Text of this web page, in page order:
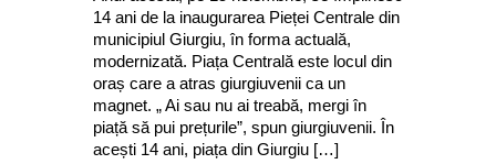
14 ani de la inaugurarea Pieței Centrale din
municipiul Giurgiu, în forma actuală,
modernizată. Piața Centrală este locul din
oraș care a atras giurgiuvenii ca un
magnet. „ Ai sau nu ai treabă, mergi în
piață să pui prețurile”, spun giurgiuvenii. În
acești 14 ani, piața din Giurgiu […]